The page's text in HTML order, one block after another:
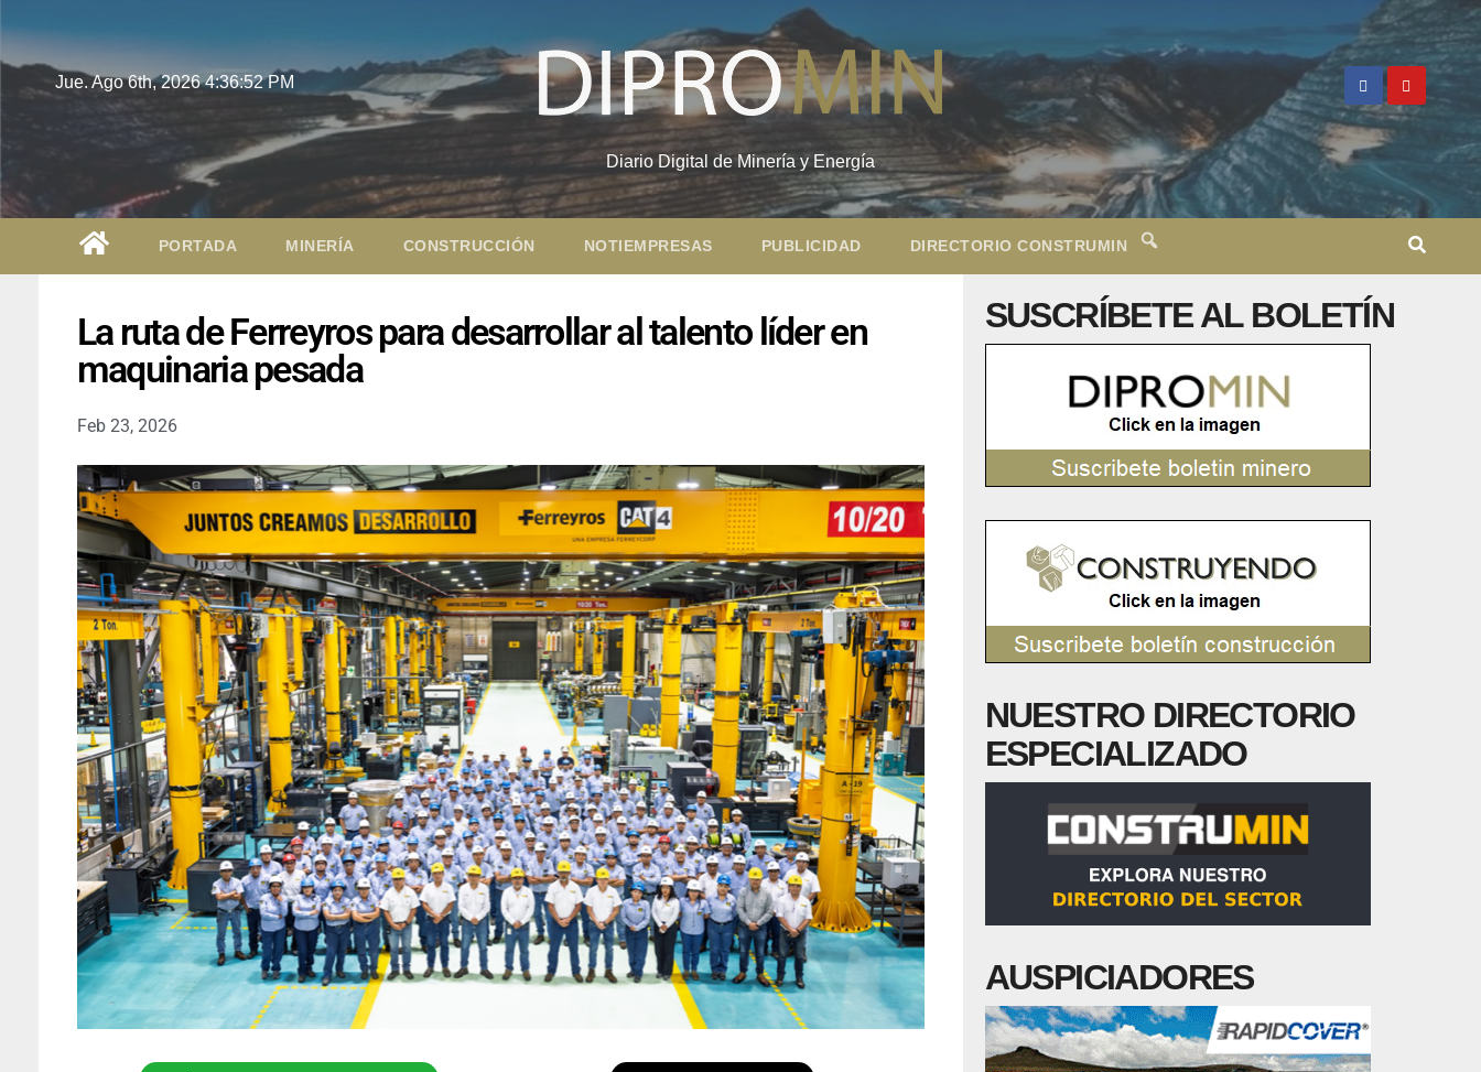
Jue. Ago 6th, 20264:36:54 PM
Diario Digital de Minería y Energía
PORTADA MINERÍA CONSTRUCCIÓN NOTIEMPRESAS PUBLICIDAD DIRECTORIO CONSTRUMIN
La ruta de Ferreyros para desarrollar al talento líder en
maquinaria pesada
Feb 23, 2026
SUSCRÍBETE AL BOLETÍN
NUESTRO DIRECTORIO
ESPECIALIZADO
AUSPICIADORES